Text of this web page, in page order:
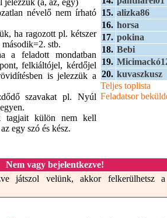
jelezzük (a, az, egy)
névelő nem írható
ha ragozott pl. kétszer
stb.
a feladott mondatban
felkiáltójel, kérdőjel
is jelezzük a
szavakat pl. Nyúl
tagjait külön nem kell
egy szó és kész.
15. alizka86
16. horsa
17. pokina
18. Bebi
19.
20. kuvaszkusz
Teljes toplista
Feladatsor
Nem vagy bejelentkezve!
játszol velünk, akkor felkerülhetsz a